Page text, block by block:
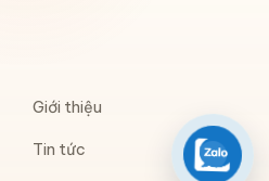
Giới thiệu
Tin tức
Zalo